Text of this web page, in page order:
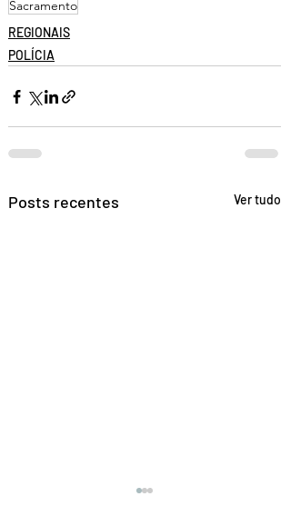
Sacramento
REGIONAIS
POLÍCIA
Posts recentes Ver tudo